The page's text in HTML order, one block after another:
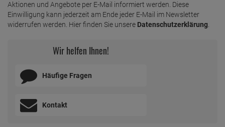
Aktionen und Angebote per E-Mail informiert werden. Diese
Einwilligung kann jederzeit am Ende jeder E-Mail im Newsletter
widerrufen werden. Hier finden Sie unsere Datenschutzerklärung.
Wir helfen Ihnen!
Häufige Fragen
Kontakt